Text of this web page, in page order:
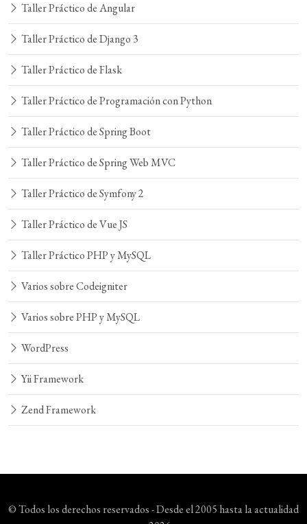
Taller Práctico de Angular
Taller Práctico de Django 3
Taller Práctico de Flask
Taller Práctico de Programación con Python
Taller Práctico de Spring Boot
Taller Práctico de Spring Web MVC
Taller Práctico de Symfony 2
Taller Práctico de Vue JS
Taller Práctico PHP y MySQL
Varios sobre Codeigniter
Varios sobre PHP y MySQL
WordPress
Yii Framework
Zend Framework
© Todos los derechos reservados - Desde el 2005 hasta la actualidad